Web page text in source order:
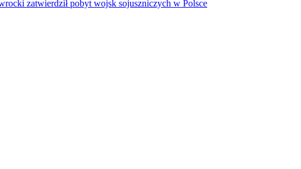
zatwierdził pobyt wojsk sojuszniczych w Polsce